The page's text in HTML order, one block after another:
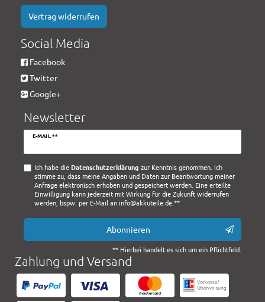
Vertrag widerrufen
Social Media
Facebook
Twitter
Google+
Newsletter
E-MAIL **
Newsletter
Ich habe die Daten­schutz­erklärung zur Kenntnis genommen. Ich
stimme zu, dass meine Angaben und Daten zur Beantwortung meiner
Anfrage elektronisch erhoben und gespeichert werden. Eine erteilte
Einwilligung kann jederzeit mit Wirkung für die Zukunft widerrufen
werden, bspw. per E-Mail an info@akkuteile.de.**
Abonnieren
** Hierbei handelt es sich um ein Pflichtfeld.
Zahlung und Versand